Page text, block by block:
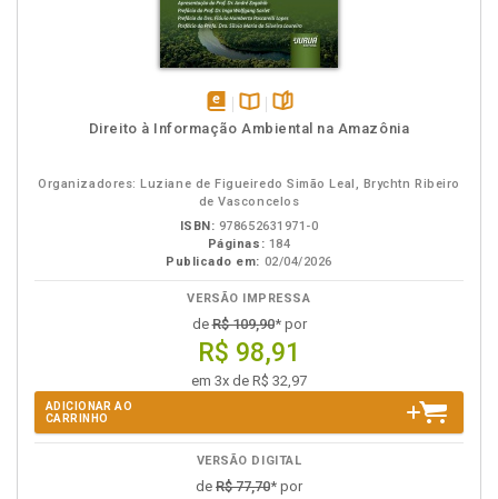
disponívelDisponível
páginas
Direito à Informação Ambiental na Amazônia
Organizadores: Luziane de Figueiredo Simão Leal, Brychtn Ribeiro
de Vasconcelos
ISBN: 978652631971-0
Páginas: 184
Publicado em: 02/04/2026
VERSÃO IMPRESSA
deR$ 109,90* por
R$ 98,91
em 3x de R$ 32,97
ADICIONAR AO
CARRINHO
VERSÃO DIGITAL
de R$ 77,70* por